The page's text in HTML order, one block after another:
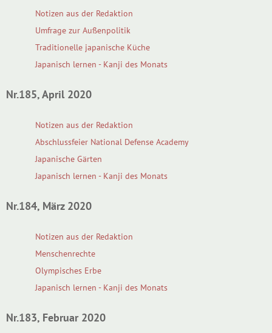
Notizen aus der Redaktion
Umfrage zur Außenpolitik
Traditionelle japanische Küche
Japanisch lernen - Kanji des Monats
Nr.185, April 2020
Notizen aus der Redaktion
Abschlussfeier National Defense Academy
Japanische Gärten
Japanisch lernen - Kanji des Monats
Nr.184, März 2020
Notizen aus der Redaktion
Menschenrechte
Olympisches Erbe
Japanisch lernen - Kanji des Monats
Nr.183, Februar 2020